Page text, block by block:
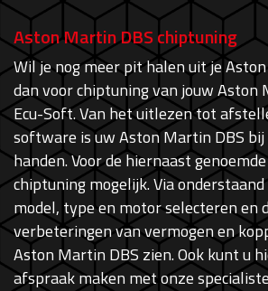
Aston Martin DBS chiptuning
Wil je nog meer pit halen uit je
dan voor chiptuning van jouw Aston
Ecu-Soft. Van het uitlezen tot
software is uw Aston Martin DBS bij
handen. Voor de hiernaast
chiptuning mogelijk. Via
model, type en motor selecteren en
verbeteringen van vermogen en
Aston Martin DBS zien. Ook kunt u
afspraak maken met onze